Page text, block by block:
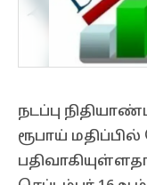
நடப்பு
ரூபாய் மதிப்பில்